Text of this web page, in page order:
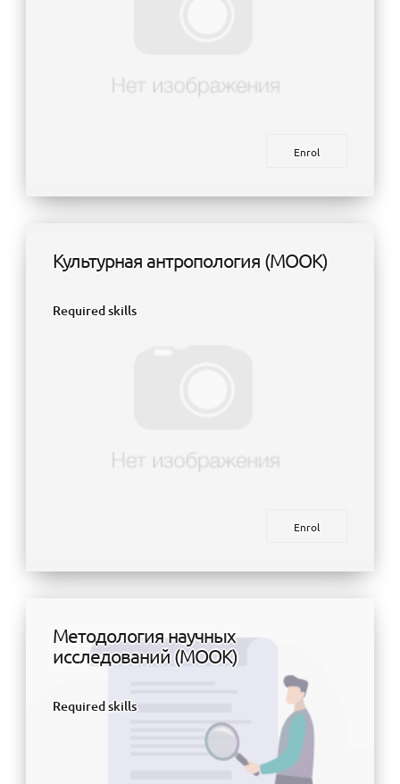
Enrol
Культурная антропология (МООК)
Required skills
Enrol
Методология научных
исследований (МООК)
Required skills